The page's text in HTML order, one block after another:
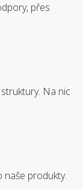
přes
Na nic
naše produkty.